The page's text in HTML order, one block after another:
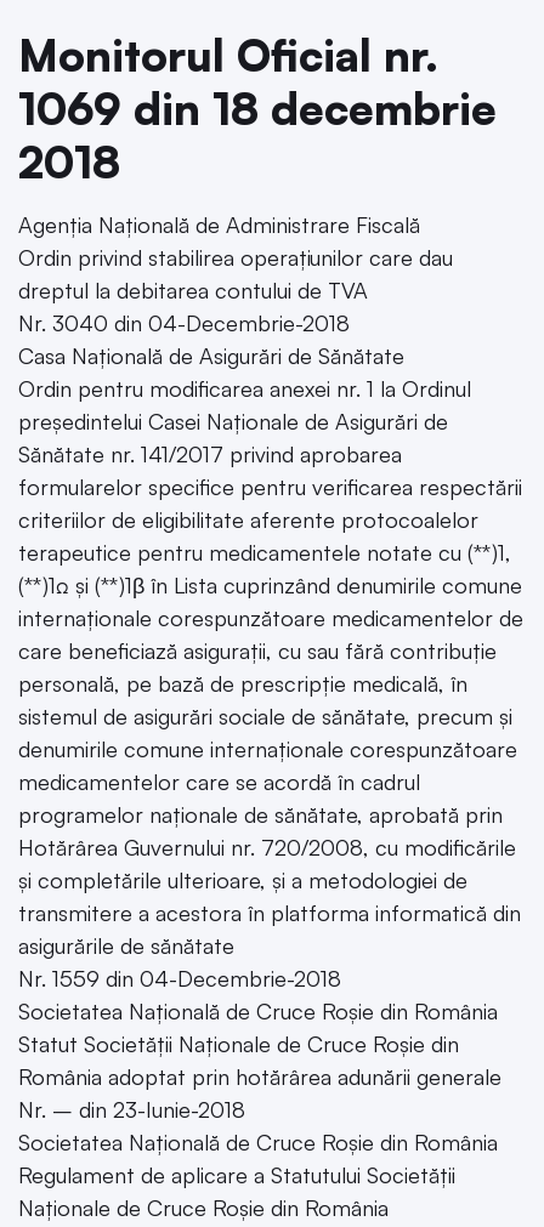
Monitorul Oficial nr.
1069 din 18 decembrie
2018
Agenția Națională de Administrare Fiscală
Ordin privind stabilirea operațiunilor care dau
dreptul la debitarea contului de TVA
Nr. 3040 din 04-Decembrie-2018
Casa Națională de Asigurări de Sănătate
Ordin pentru modificarea anexei nr. 1 la Ordinul
președintelui Casei Naționale de Asigurări de
Sănătate nr. 141/2017 privind aprobarea
formularelor specifice pentru verificarea respectării
criteriilor de eligibilitate aferente protocoalelor
terapeutice pentru medicamentele notate cu (**)1,
(**)1Ω și (**)1β în Lista cuprinzând denumirile comune
internaționale corespunzătoare medicamentelor de
care beneficiază asigurații, cu sau fără contribuție
personală, pe bază de prescripție medicală, în
sistemul de asigurări sociale de sănătate, precum și
denumirile comune internaționale corespunzătoare
medicamentelor care se acordă în cadrul
programelor naționale de sănătate, aprobată prin
Hotărârea Guvernului nr. 720/2008, cu modificările
și completările ulterioare, și a metodologiei de
transmitere a acestora în platforma informatică din
asigurările de sănătate
Nr. 1559 din 04-Decembrie-2018
Societatea Națională de Cruce Roșie din România
Statut Societății Naționale de Cruce Roșie din
România adoptat prin hotărârea adunării generale
Nr. – din 23-Iunie-2018
Societatea Națională de Cruce Roșie din România
Regulament de aplicare a Statutului Societății
Naționale de Cruce Roșie din România